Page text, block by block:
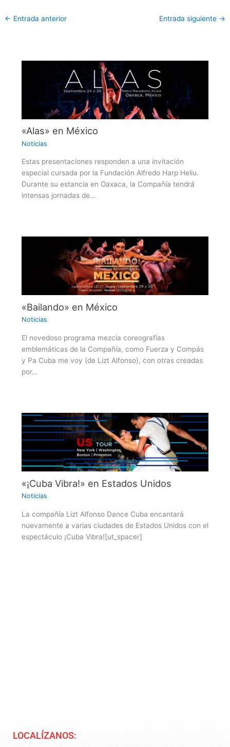
← Entrada anterior Entrada siguiente →
«Alas» en México
Noticias
Estas presentaciones responden a una invitación
especial cursada por la Fundación Alfredo Harp Heliu.
Durante su estancia en Oaxaca, la Compañía tendrá
intensas jornadas de…
«Bailando» en México
Noticias
El novedoso programa mezcla coreografías
emblemáticas de la Compañía, como Fuerza y Compás
y Pa Cuba me voy (de Lizt Alfonso), con otras creadas
por…
«¡Cuba Vibra!» en Estados Unidos
Noticias
La compañía Lizt Alfonso Dance Cuba encantará
nuevamente a varias ciudades de Estados Unidos con el
espectáculo ¡Cuba Vibra![ut_spacer]
LOCALÍZANOS: